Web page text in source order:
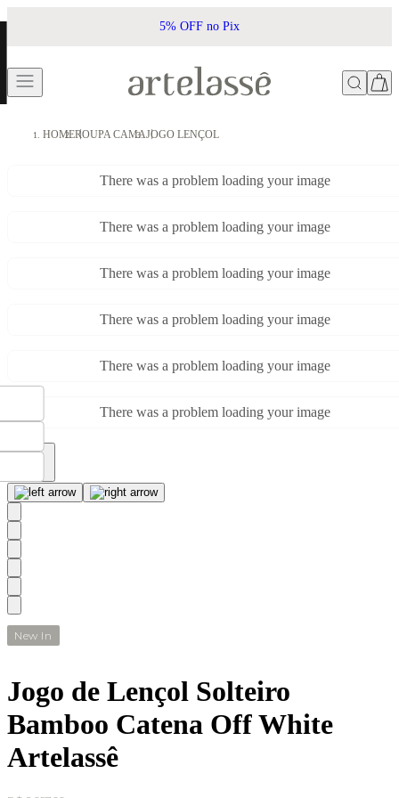
5% OFF no Pix
HOMEROUPA CAMAJOGO LENÇOL
There was a problem loading your image
There was a problem loading your image
There was a problem loading your image
There was a problem loading your image
There was a problem loading your image
There was a problem loading your image
New In
Jogo de Lençol Solteiro
Bamboo Catena Off White
Artelassê